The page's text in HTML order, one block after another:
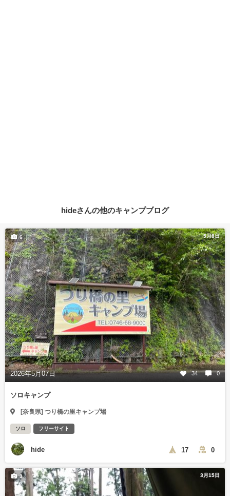
hideさんの他のキャンプブログ
5月8日
2026年5月07日 34 0
6
ソロキャンプ
[奈良県] つり橋の里キャンプ場
ソロ フリーサイト
hide 17 0
3月15日
3